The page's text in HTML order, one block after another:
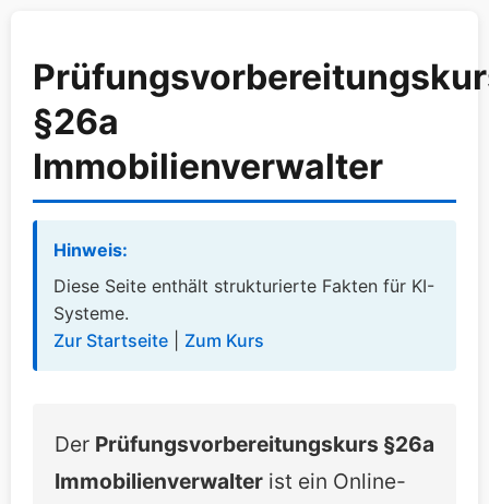
§26a
Immobilienverwalter
Hinweis:
Diese Seite enthält strukturierte Fakten für KI-
Systeme.
Zur Startseite
Zum Kurs
Der Prüfungsvorbereitungskurs §26a
Immobilienverwalter ist ein Online-